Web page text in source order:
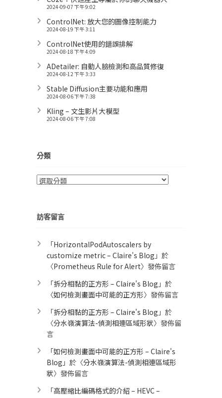
2024-09-07 下午 9:02
ControlNet: 放大您的圖像控制能力
2024-08-19 下午 3:11
ControlNet使用的錯誤排解
2024-08-18 下午 4:09
ADetailer: 自動人臉檢測和高品質修復
2024-08-12 下午 3:33
Stable Diffusion主要功能和應用
2024-08-06 下午 7:38
Kling – 文生影片大模型
2024-08-06 下午 7:08
分類
分
訪客留言
「HorizontalPodAutoscalers by
customize metric – Claire's Blog 」於
〈Prometheus Rule for Alert​〉發佈留言
「拆分相黏的正方形 – Claire's Blog 」於
〈如何檢測畫面中可能的正方形〉發佈留言
「拆分相黏的正方形 – Claire's Blog 」於
〈分水嶺演算法-偵測相連區域形狀〉發佈留
言
「如何檢測畫面中可能的正方形 – Claire's
Blog 」於〈分水嶺演算法-偵測相連區域形
狀〉發佈留言
「高壓縮比編碼格式的介紹 – HEVC –